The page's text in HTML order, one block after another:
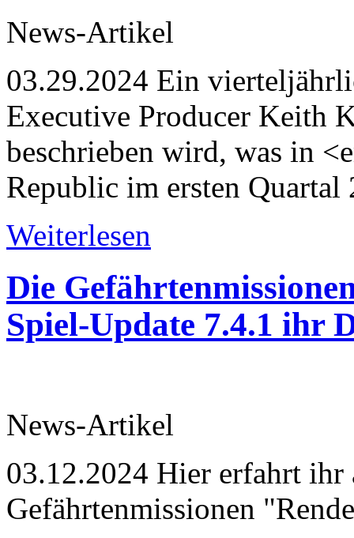
News-Artikel
03.29.2024 Ein
Executive Producer Keith
beschrieben wird, was in
Republic im ersten Quartal
Weiterlesen
Die
Spiel-Update 7.4.1 ihr
News-Artikel
03.12.2024 Hier erfahrt ihr
Gefährtenmissionen